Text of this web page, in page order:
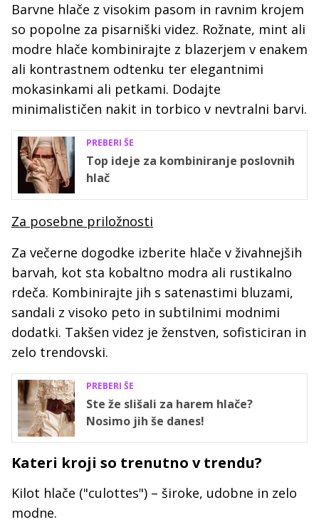
Barvne hlače z visokim pasom in ravnim krojem
so popolne za pisarniški videz. Rožnate, mint ali
modre hlače kombinirajte z blazerjem v enakem
ali kontrastnem odtenku ter elegantnimi
mokasinkami ali petkami. Dodajte
minimalističen nakit in torbico v nevtralni barvi.
PREBERI ŠE
Top ideje za kombiniranje poslovnih
hlač
Za posebne priložnosti
Za večerne dogodke izberite hlače v živahnejših
barvah, kot sta kobaltno modra ali rustikalno
rdeča. Kombinirajte jih s satenastimi bluzami,
sandali z visoko peto in subtilnimi modnimi
dodatki. Takšen videz je ženstven, sofisticiran in
zelo trendovski.
PREBERI ŠE
Ste že slišali za harem hlače?
Nosimo jih še danes!
Kateri kroji so trenutno v trendu?
Kilot hlače ("culottes") – široke, udobne in zelo
modne.